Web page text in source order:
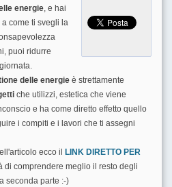
energie, e hai
come ti svegli la
puoi ridurre
delle energie è strettamente
che utilizzi, estetica che viene
e ha come diretto effetto quello
i compiti e i lavori che ti assegni
ecco il
LINK DIRETTO PER
di comprendere meglio il resto degli
seconda parte :-)